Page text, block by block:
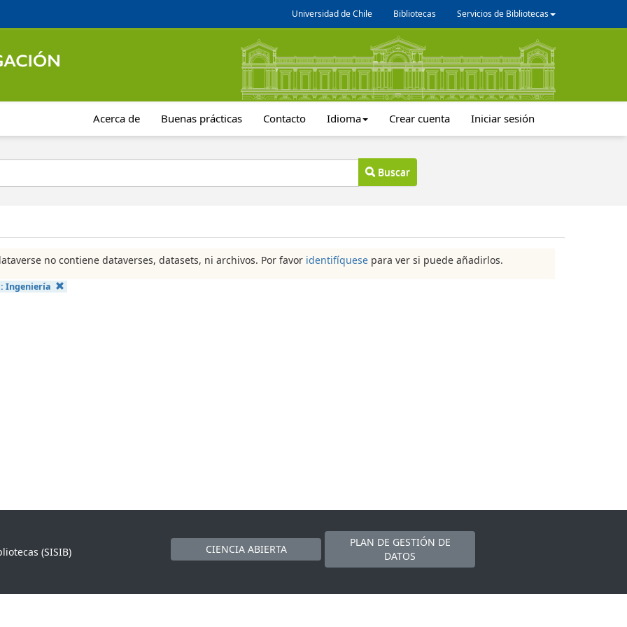
Universidad de Chile Bibliotecas Servicios de Bibliotecas
Acerca de Buenas prácticas Contacto Idioma Crear cuenta Iniciar sesión
Buscar
no contiene dataverses, datasets, ni archivos. Por favor identifíquese para ver si puede añadirlos.
Ingeniería
(SISIB)
CIENCIA ABIERTA
PLAN DE GESTIÓN DE
DATOS